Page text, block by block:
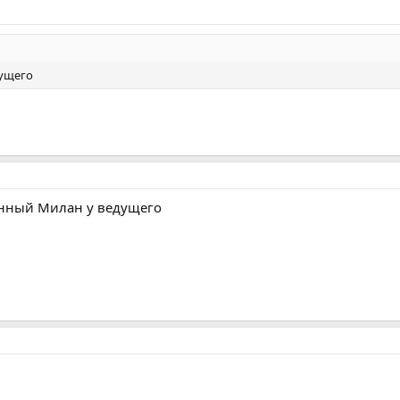
Милан у ведущего